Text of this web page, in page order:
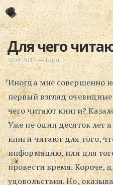
Для чего
9.04.2011—Блог
Иногда мне совершенно
первый взгляд
чего читают книги?
Уже не один десяток лет
книги читают для того,
информацию, или для
провести время. Короче,
удовольствия. Но,